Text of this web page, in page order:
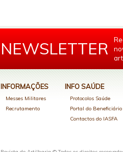
NEWSLETTER
INFORMAÇÕES
Messes Militares
Recrutamento
INFO SAÚDE
Protocolos Saúde
Portal do Beneficiário
Contactos do IASFA